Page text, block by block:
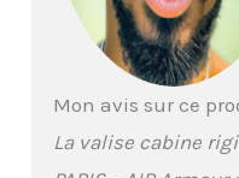
Mon avis sur ce
La valise cabine